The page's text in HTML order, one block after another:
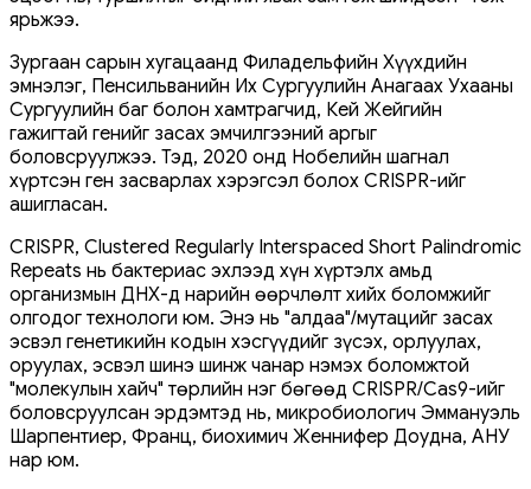
ярьжээ.
Зургаан сарын хугацаанд Филадельфийн Хүүхдийн
эмнэлэг, Пенсильванийн Их Сургуулийн Анагаах Ухааны
Сургуулийн баг болон хамтрагчид, Кей Жейгийн
гажигтай генийг засах эмчилгээний аргыг
боловсруулжээ. Тэд, 2020 онд Нобелийн шагнал
хүртсэн ген засварлах хэрэгсэл болох CRISPR-ийг
ашигласан.
CRISPR, Clustered Regularly Interspaced Short Palindromic
Repeats нь бактериас эхлээд хүн хүртэлх амьд
организмын ДНХ-д нарийн өөрчлөлт хийх боломжийг
олгодог технологи юм. Энэ нь "алдаа"/мутацийг засах
эсвэл генетикийн кодын хэсгүүдийг зүсэх, орлуулах,
оруулах, эсвэл шинэ шинж чанар нэмэх боломжтой
"молекулын хайч" төрлийн нэг бөгөөд CRISPR/Cas9-ийг
боловсруулсан эрдэмтэд нь, микробиологич Эммануэль
Шарпентиер, Франц, биохимич Женнифер Доудна, АНУ
нар юм.